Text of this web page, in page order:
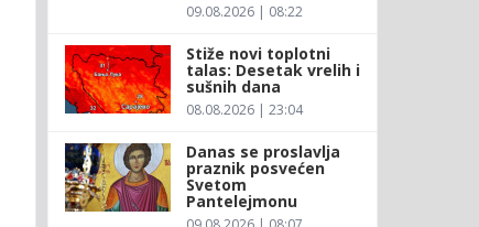
09.08.2026 | 08:22
Stiže novi toplotni
talas: Desetak vrelih i
sušnih dana
08.08.2026 | 23:04
Danas se proslavlja
praznik posvećen
Svetom
Pantelejmonu